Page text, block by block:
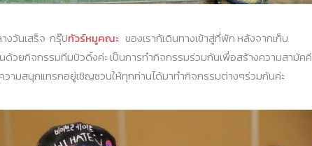
งวันเสร็จ กรุ๊ปทัวร์หมูคณะ ของเราก้เดินทางเข้าสู่ที่พัก หลังจากเก็บ
ด้วยกิจกรรมทีมบิวดิ้งค่ะ เป็นการทำกิจกรรมร่วมกันเพื่อสร้างความสามัคคี
วามสนุกแทรกอยู่เชิญชวนให้ทุกท่านได้มาทำกิจกรรมต่างๆร่วมกันค่ะ